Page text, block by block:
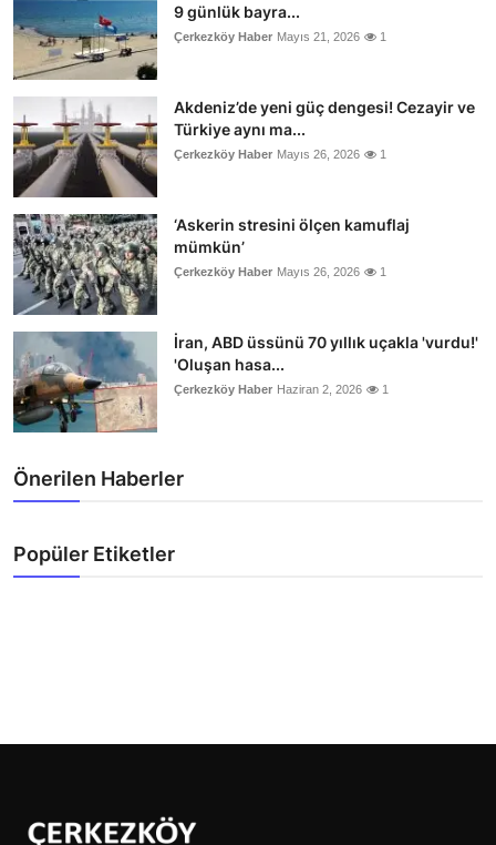
9 günlük bayra...
Çerkezköy Haber Mayıs 21, 2026 1
Akdeniz’de yeni güç dengesi! Cezayir ve
Türkiye aynı ma...
Çerkezköy Haber Mayıs 26, 2026 1
‘Askerin stresini ölçen kamuflaj
mümkün’
Çerkezköy Haber Mayıs 26, 2026 1
İran, ABD üssünü 70 yıllık uçakla 'vurdu!'
'Oluşan hasa...
Çerkezköy Haber Haziran 2, 2026 1
Önerilen Haberler
Popüler Etiketler